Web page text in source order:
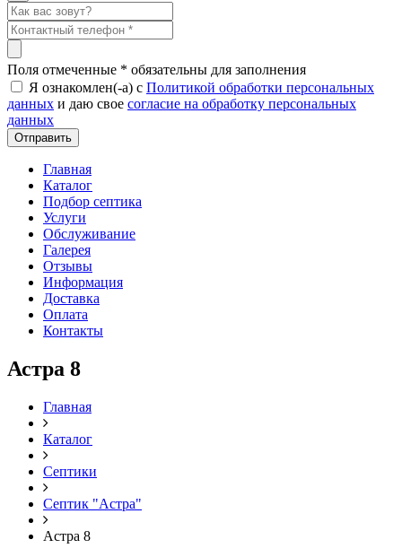
Поля отмеченные * обязательны для заполнения
Я ознакомлен(-а) с Политикой обработки персональных
данных и даю свое согласие на обработку персональных
данных
Главная
Каталог
Подбор септика
Услуги
Обслуживание
Галерея
Отзывы
Информация
Доставка
Оплата
Контакты
Астра 8
Главная
Каталог
Септики
Септик "Астра"
Астра 8